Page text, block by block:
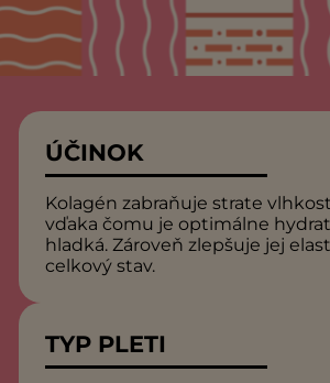
ÚČINOK
Kolagén zabraňuje strate
vďaka čomu je optimálne
hladká. Zároveň zlepšuje jej
celkový stav.
TYP PLETI